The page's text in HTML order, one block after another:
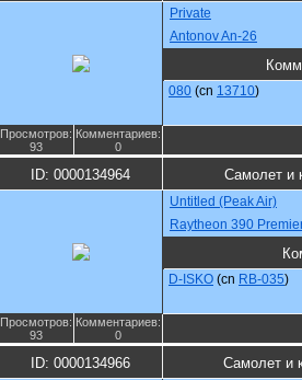
Private
Antonov An-26
080 (cn 13710)
Просмотров:
93
Комментариев:
0
ID: 0000134964 Самолет и
Untitled (Peak Air)
Raytheon 390
D-ISKO (cn RB-035)
Просмотров:
93
Комментариев:
0
ID: 0000134966 Самолет и